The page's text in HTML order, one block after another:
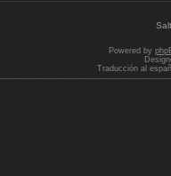
Powered by
Traducción al